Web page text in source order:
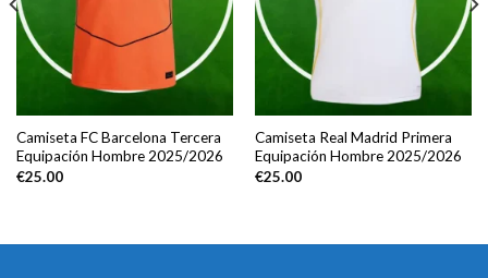
Camiseta FC Barcelona Tercera
Equipación Hombre 2025/2026
€25.00
Camiseta Real Madrid Primera
Equipación Hombre 2025/2026
€25.00